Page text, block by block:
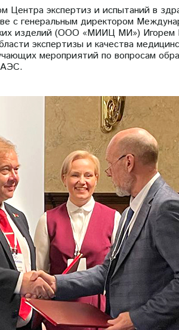
Центра экспертиз и испытаний в
с генеральным директором
изделий (ООО «МИИЦ МИ»)
экспертизы и качества
мероприятий по вопросам